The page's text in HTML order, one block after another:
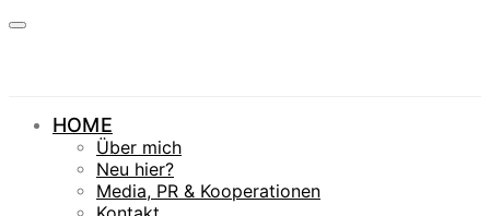
HOME
Über mich
Neu hier?
Media, PR & Kooperationen